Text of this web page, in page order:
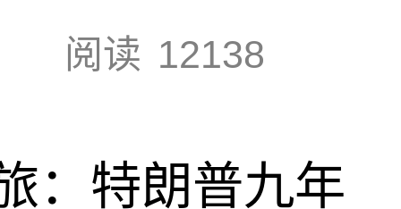
阅读 12138
：特朗普九年